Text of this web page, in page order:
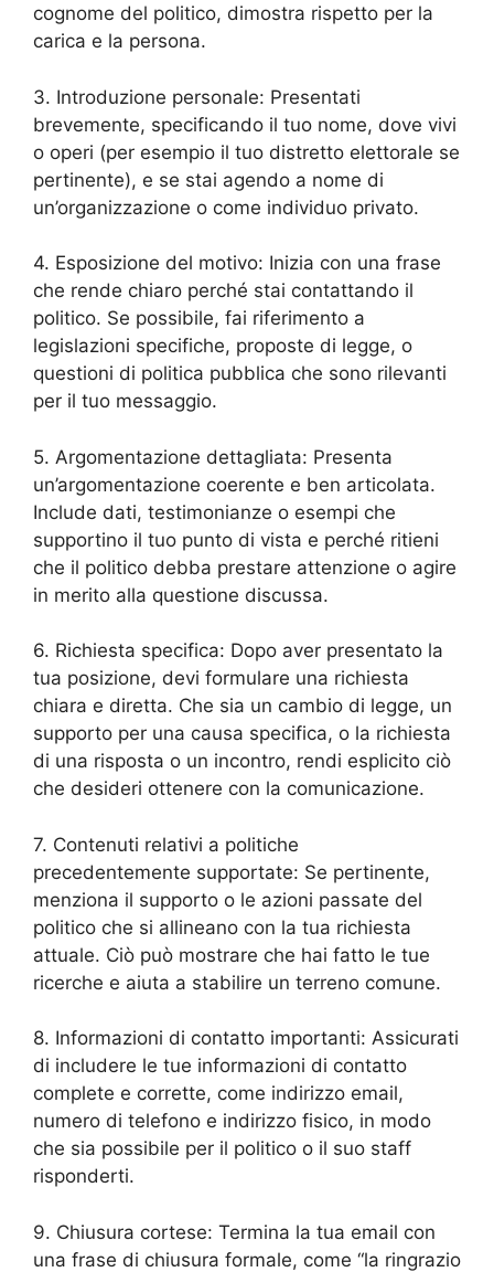
cognome del politico, dimostra rispetto per la
carica e la persona.
3. Introduzione personale: Presentati
brevemente, specificando il tuo nome, dove vivi
o operi (per esempio il tuo distretto elettorale se
pertinente), e se stai agendo a nome di
un’organizzazione o come individuo privato.
4. Esposizione del motivo: Inizia con una frase
che rende chiaro perché stai contattando il
politico. Se possibile, fai riferimento a
legislazioni specifiche, proposte di legge, o
questioni di politica pubblica che sono rilevanti
per il tuo messaggio.
5. Argomentazione dettagliata: Presenta
un’argomentazione coerente e ben articolata.
Include dati, testimonianze o esempi che
supportino il tuo punto di vista e perché ritieni
che il politico debba prestare attenzione o agire
in merito alla questione discussa.
6. Richiesta specifica: Dopo aver presentato la
tua posizione, devi formulare una richiesta
chiara e diretta. Che sia un cambio di legge, un
supporto per una causa specifica, o la richiesta
di una risposta o un incontro, rendi esplicito ciò
che desideri ottenere con la comunicazione.
7. Contenuti relativi a politiche
precedentemente supportate: Se pertinente,
menziona il supporto o le azioni passate del
politico che si allineano con la tua richiesta
attuale. Ciò può mostrare che hai fatto le tue
ricerche e aiuta a stabilire un terreno comune.
8. Informazioni di contatto importanti: Assicurati
di includere le tue informazioni di contatto
complete e corrette, come indirizzo email,
numero di telefono e indirizzo fisico, in modo
che sia possibile per il politico o il suo staff
risponderti.
9. Chiusura cortese: Termina la tua email con
una frase di chiusura formale, come “la ringrazio